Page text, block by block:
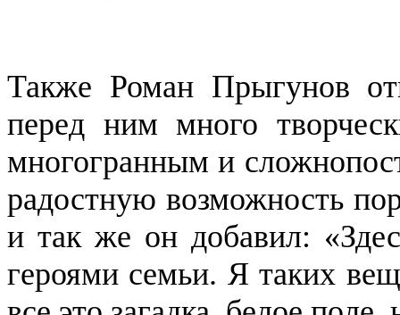
Также Роман Прыгунов
перед ним много
многогранным и
радостную возможность
и так же он добавил:
героями семьи. Я таких